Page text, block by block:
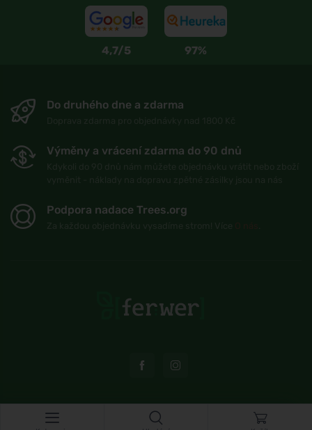
4,7/5 97%
Do druhého dne a zdarma
Výměny a vrácení zdarma do 90 dnů
Podpora nadace Trees.org
© Topshelf s.r.o. Všechna práva vyhrazena.